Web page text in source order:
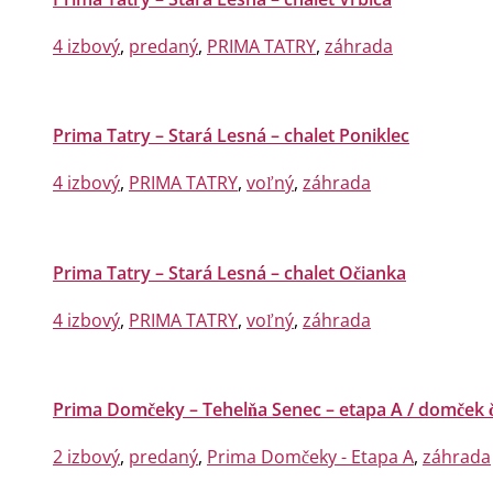
4 izbový, predaný, PRIMA TATRY, záhrada
Prima Tatry – Stará Lesná – chalet Poniklec
4 izbový, PRIMA TATRY, voľný, záhrada
Prima Tatry – Stará Lesná – chalet Očianka
4 izbový, PRIMA TATRY, voľný, záhrada
Prima Domčeky – Tehelňa Senec – etapa A / domček
2 izbový, predaný, Prima Domčeky - Etapa A, záhrada